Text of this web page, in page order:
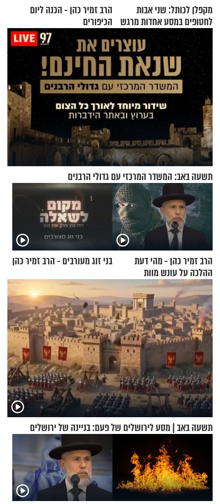
מקפלן לכותל: שני אבות
לחטופים במסע אחדות מרגש
הרב זמיר כהן - הכנה ליום
הכיפורים
תשעה באב: המשדר המרכזי עם גדולי הרבנים
הרב זמיר כהן - מהי דעת
ההלכה על עונש מוות
למחבלים?
בני זוג מעורבים - הרב זמיר כהן
תשעה באב | מסע לירושלים של פעם: בניינה של ירושלים